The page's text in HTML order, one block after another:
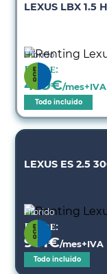
LEXUS LBX 1.5
Híbrido
Desde:
479€/mes+IVA
Todo incluido
LEXUS ES 2.5
Híbrido
Desde:
901€/mes+IVA
Todo incluido